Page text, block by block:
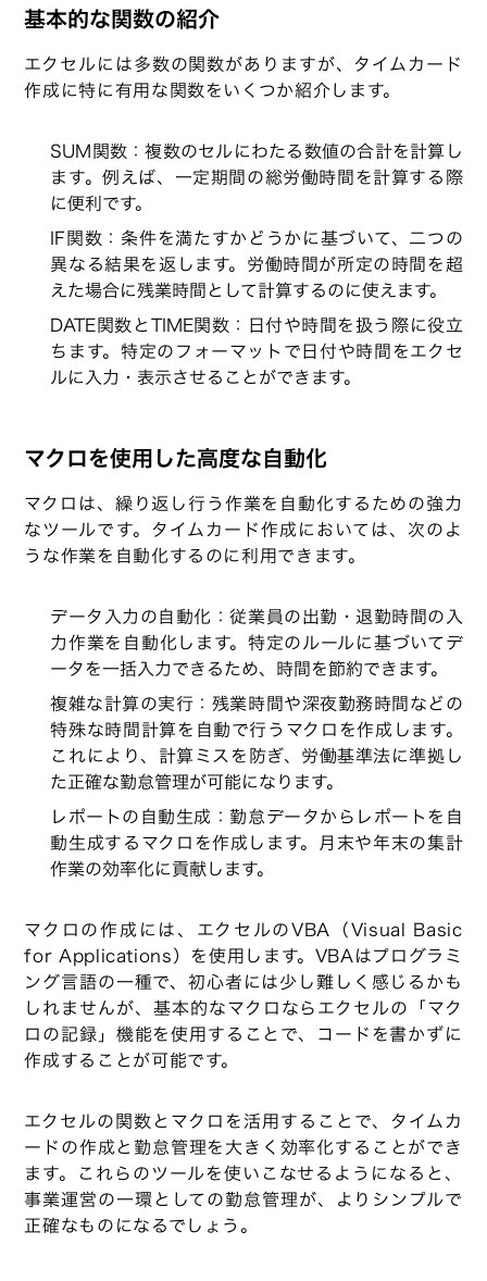
基本的な関数の紹介
エクセルには多数の関数がありますが、タイムカード
作成に特に有用な関数をいくつか紹介します。
SUM関数：複数のセルにわたる数値の合計を計算し
ます。例えば、一定期間の総労働時間を計算する際
に便利です。
IF関数：条件を満たすかどうかに基づいて、二つの
異なる結果を返します。労働時間が所定の時間を超
えた場合に残業時間として計算するのに使えます。
DATE関数とTIME関数：日付や時間を扱う際に役立
ちます。特定のフォーマットで日付や時間をエクセ
ルに入力・表示させることができます。
マクロを使用した高度な自動化
マクロは、繰り返し行う作業を自動化するための強力
なツールです。タイムカード作成においては、次のよ
うな作業を自動化するのに利用できます。
データ入力の自動化：従業員の出勤・退勤時間の入
力作業を自動化します。特定のルールに基づいてデ
ータを一括入力できるため、時間を節約できます。
複雑な計算の実行：残業時間や深夜勤務時間などの
特殊な時間計算を自動で行うマクロを作成します。
これにより、計算ミスを防ぎ、労働基準法に準拠し
た正確な勤怠管理が可能になります。
レポートの自動生成：勤怠データからレポートを自
動生成するマクロを作成します。月末や年末の集計
作業の効率化に貢献します。
マクロの作成には、エクセルのVBA（Visual Basic
for Applications）を使用します。VBAはプログラミ
ング言語の一種で、初心者には少し難しく感じるかも
しれませんが、基本的なマクロならエクセルの「マク
ロの記録」機能を使用することで、コードを書かずに
作成することが可能です。
エクセルの関数とマクロを活用することで、タイムカ
ードの作成と勤怠管理を大きく効率化することができ
ます。これらのツールを使いこなせるようになると、
事業運営の一環としての勤怠管理が、よりシンプルで
正確なものになるでしょう。